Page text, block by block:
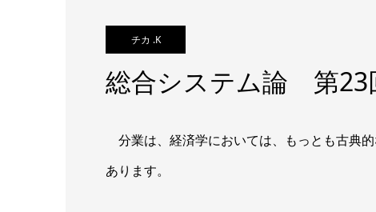
チカ .K
総合システム論 第
分業は、経済学においては、もっとも古典
あります。